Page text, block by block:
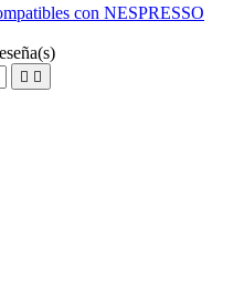
con NESPRESSO
 